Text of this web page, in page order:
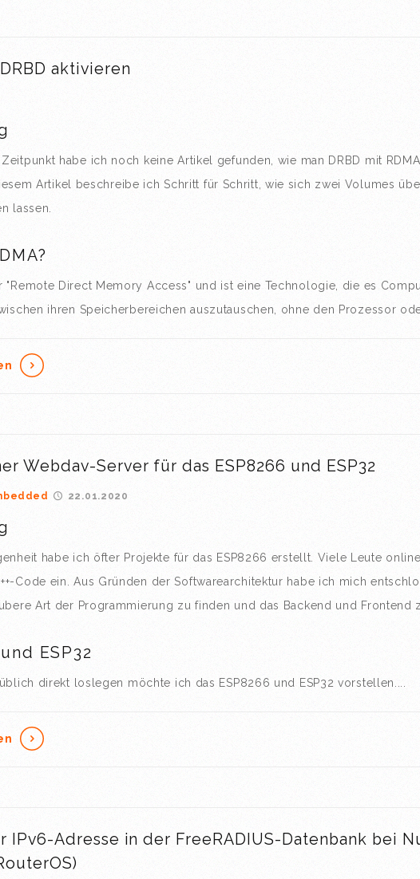
aktivieren
habe ich noch keine Artikel gefunden, wie man DRBD mit RDMA
Artikel beschreibe ich Schritt für Schritt, wie sich zwei Volumes
lassen.
"Remote Direct Memory Access" und ist eine Technologie, die es
ihren Speicherbereichen auszutauschen, ohne den Prozessor
Webdav-Server für das ESP8266 und ESP32
22.01.2020
habe ich öfter Projekte für das ESP8266 erstellt. Viele Leute
Code ein. Aus Gründen der Softwarearchitektur habe ich mich
Art der Programmierung zu finden und das Backend und Frontend
ESP32
direkt loslegen möchte ich das ESP8266 und ESP32 vorstellen....
IPv6-Adresse in der FreeRADIUS-Datenbank bei